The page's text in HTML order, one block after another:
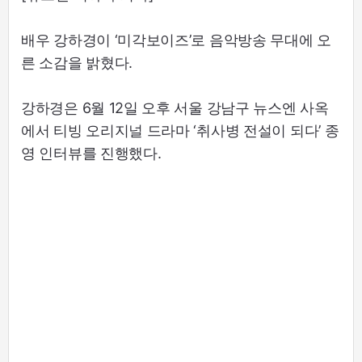
배우 강하경이 ‘미각보이즈’로 음악방송 무대에 오
른 소감을 밝혔다.
강하경은 6월 12일 오후 서울 강남구 뉴스엔 사옥
에서 티빙 오리지널 드라마 ‘취사병 전설이 되다’ 종
영 인터뷰를 진행했다.